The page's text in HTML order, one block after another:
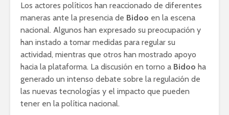
Los actores políticos han reaccionado de diferentes
maneras ante la presencia de Bidoo en la escena
nacional. Algunos han expresado su preocupación y
han instado a tomar medidas para regular su
actividad, mientras que otros han mostrado apoyo
hacia la plataforma. La discusión en torno a Bidoo ha
generado un intenso debate sobre la regulación de
las nuevas tecnologías y el impacto que pueden
tener en la política nacional.